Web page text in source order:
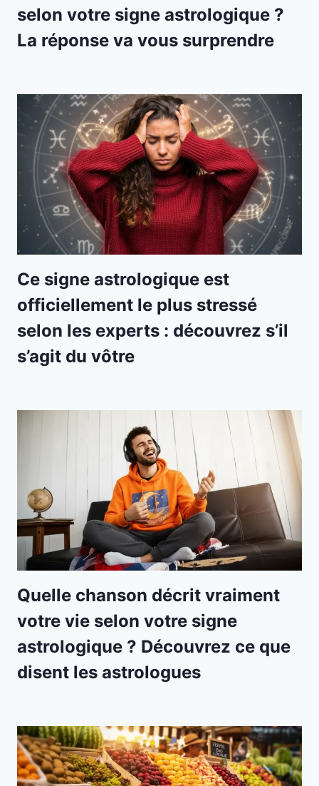
selon votre signe astrologique ?
La réponse va vous surprendre
Ce signe astrologique est
officiellement le plus stressé
selon les experts : découvrez s’il
s’agit du vôtre
Quelle chanson décrit vraiment
votre vie selon votre signe
astrologique ? Découvrez ce que
disent les astrologues